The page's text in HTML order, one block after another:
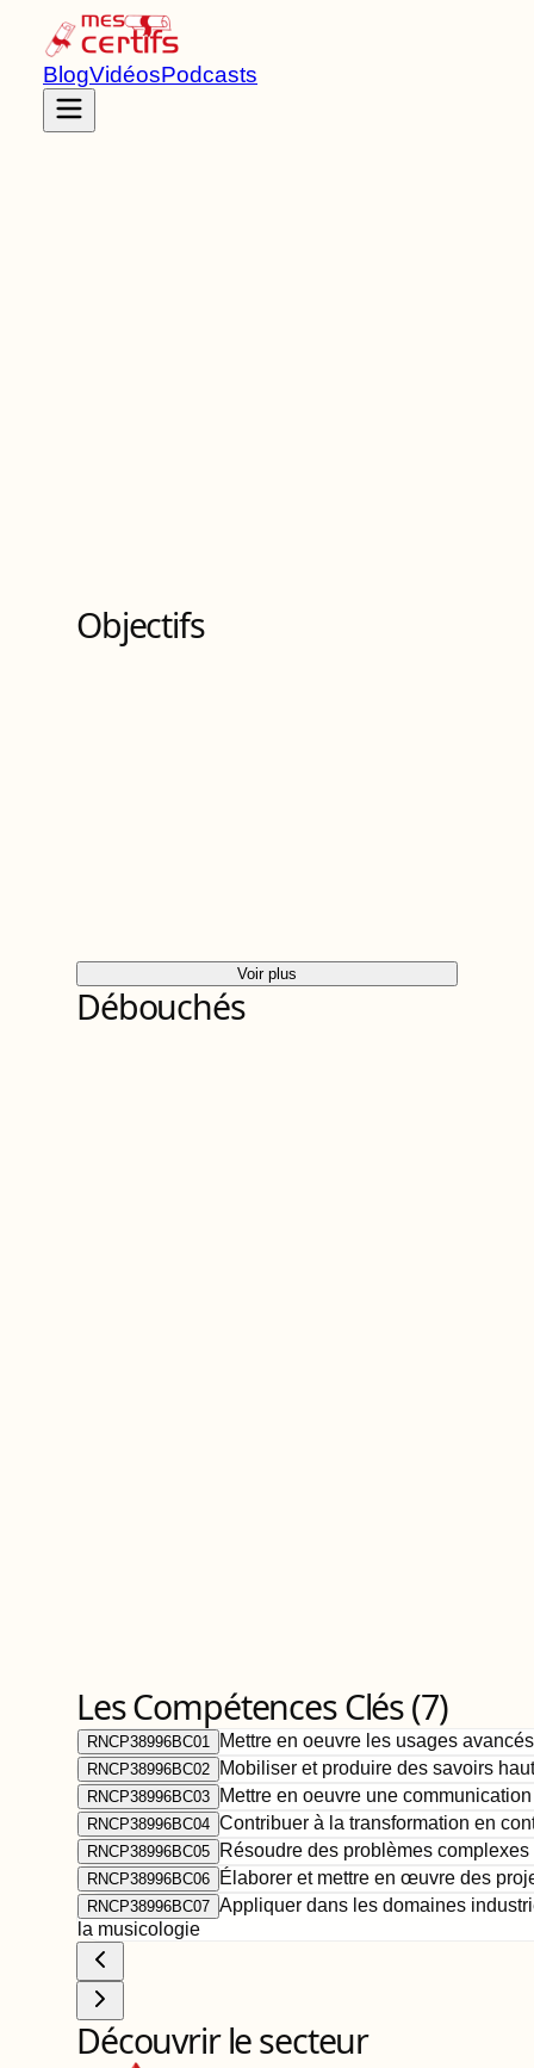
BlogVidéosPodcasts
Objectifs
Voir plus
Débouchés
Les Compétences Clés (7)
RNCP38996BC01 Mettre en oeuvre les usages
RNCP38996BC02 Mobiliser et produire des savoirs
RNCP38996BC03 Mettre en oeuvre une
RNCP38996BC04 Contribuer à la transformation en
RNCP38996BC05 Résoudre des problèmes
RNCP38996BC06 Élaborer et mettre en œuvre des
RNCP38996BC07 Appliquer dans les domaines
la musicologie
Découvrir le secteur